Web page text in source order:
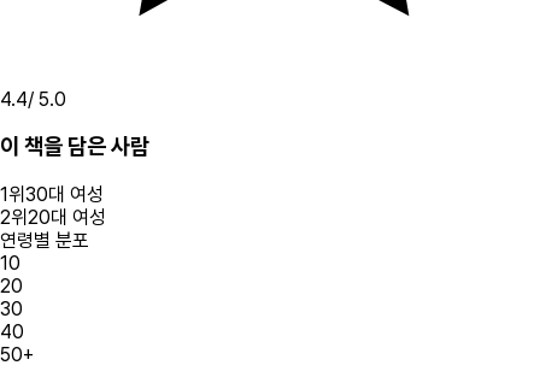
4.4/ 5.0
이 책을 담은 사람
1위 30대 여성
2위 20대 여성
연령별 분포
10
20
30
40
50+